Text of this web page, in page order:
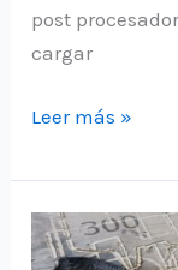
post
cargar
Nuevo
de
postprocesado
para
Leer más »